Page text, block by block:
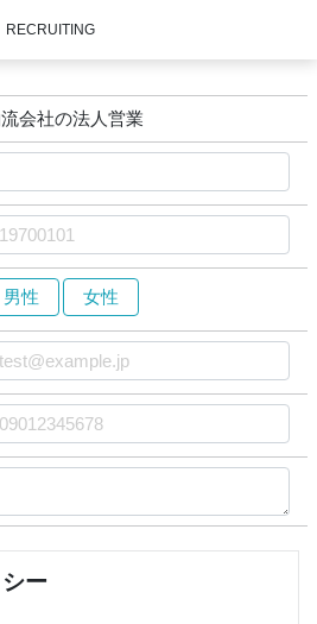
RECRUITING
会社の法人営業
男性 女性
ー